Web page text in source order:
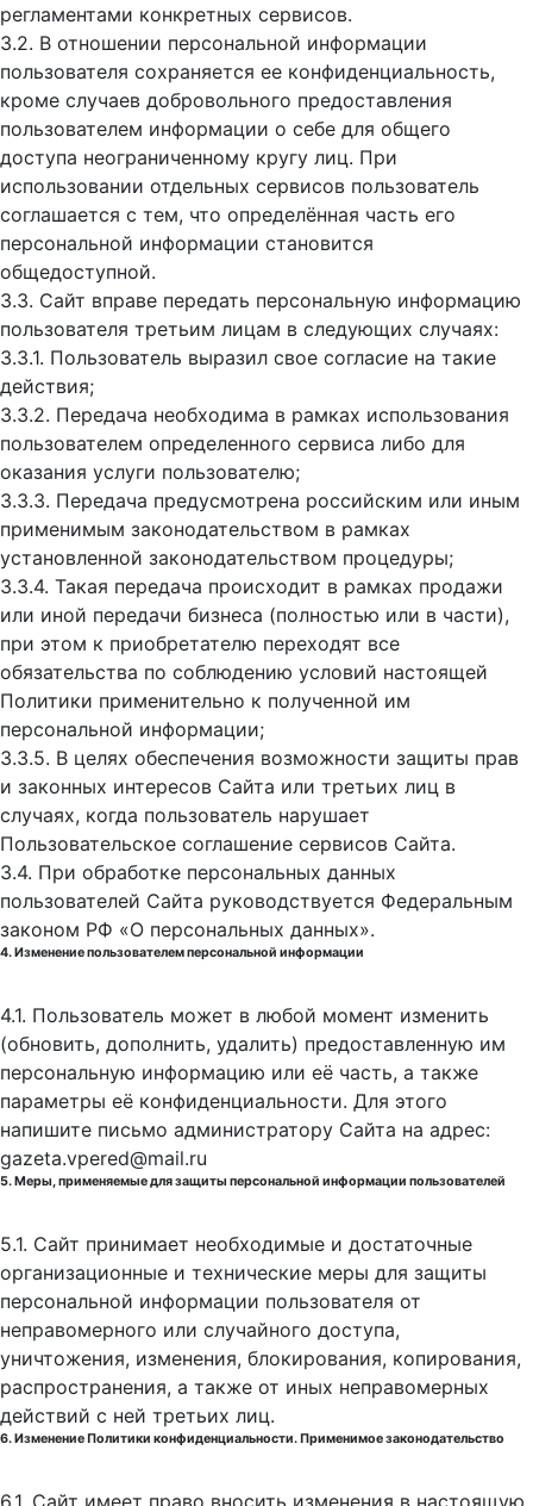
регламентами конкретных сервисов.
3.2. В отношении персональной информации
пользователя сохраняется ее конфиденциальность,
кроме случаев добровольного предоставления
пользователем информации о себе для общего
доступа неограниченному кругу лиц. При
использовании отдельных сервисов пользователь
соглашается с тем, что определённая часть его
персональной информации становится
общедоступной.
3.3. Сайт вправе передать персональную информацию
пользователя третьим лицам в следующих случаях:
3.3.1. Пользователь выразил свое согласие на такие
действия;
3.3.2. Передача необходима в рамках использования
пользователем определенного сервиса либо для
оказания услуги пользователю;
3.3.3. Передача предусмотрена российским или иным
применимым законодательством в рамках
установленной законодательством процедуры;
3.3.4. Такая передача происходит в рамках продажи
или иной передачи бизнеса (полностью или в части),
при этом к приобретателю переходят все
обязательства по соблюдению условий настоящей
Политики применительно к полученной им
персональной информации;
3.3.5. В целях обеспечения возможности защиты прав
и законных интересов Сайта или третьих лиц в
случаях, когда пользователь нарушает
Пользовательское соглашение сервисов Сайта.
3.4. При обработке персональных данных
пользователей Сайта руководствуется Федеральным
законом РФ «О персональных данных».
4. Изменение пользователем персональной информации
4.1. Пользователь может в любой момент изменить
(обновить, дополнить, удалить) предоставленную им
персональную информацию или её часть, а также
параметры её конфиденциальности. Для этого
напишите письмо администратору Сайта на адрес:
gazeta.vpered@mail.ru
5. Меры, применяемые для защиты персональной информации пользователей
5.1. Сайт принимает необходимые и достаточные
организационные и технические меры для защиты
персональной информации пользователя от
неправомерного или случайного доступа,
уничтожения, изменения, блокирования, копирования,
распространения, а также от иных неправомерных
действий с ней третьих лиц.
6. Изменение Политики конфиденциальности. Применимое законодательство